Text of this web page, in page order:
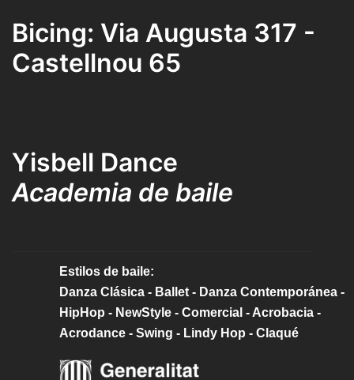
Bicing: Via Augusta 317 -
Castellnou 65
Yisbell Dance
Academia de baile
Estilos de baile:
Danza Clásica - Ballet - Danza Contemporánea -
HipHop - NewStyle - Comercial - Acrobacia -
Acrodance - Swing - Lindy Hop - Claqué